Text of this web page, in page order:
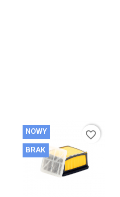
NOWY
BRAK
favorite_border